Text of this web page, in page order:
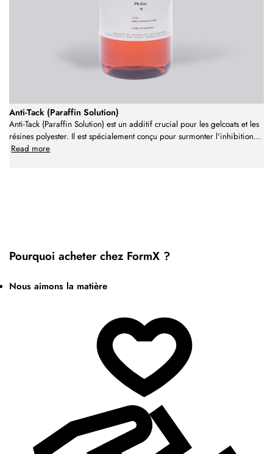
Anti-Tack (Paraffin Solution)
Anti-Tack (Paraffin Solution) est un additif crucial pour les gelcoats et les
résines polyester. Il est spécialement conçu pour surmonter l'inhibition...
Read more
Pourquoi acheter chez FormX ?
Nous aimons la matière